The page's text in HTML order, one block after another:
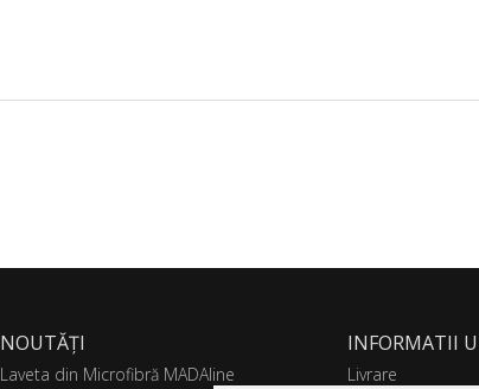
NOUTĂȚI
Laveta din Microfibră MADAline
INFORMATII
Livrare